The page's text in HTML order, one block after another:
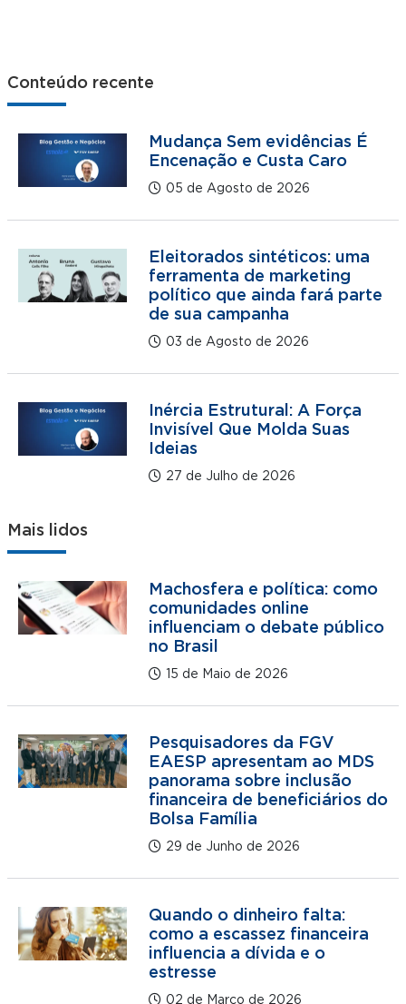
Conteúdo recente
Mudança Sem evidências É
Encenação e Custa Caro
05 de Agosto de 2026
Eleitorados sintéticos: uma
ferramenta de marketing
político que ainda fará parte
de sua campanha
03 de Agosto de 2026
Inércia Estrutural: A Força
Invisível Que Molda Suas
Ideias
27 de Julho de 2026
Mais lidos
Machosfera e política: como
comunidades online
influenciam o debate público
no Brasil
15 de Maio de 2026
Pesquisadores da FGV
EAESP apresentam ao MDS
panorama sobre inclusão
financeira de beneficiários do
Bolsa Família
29 de Junho de 2026
Quando o dinheiro falta:
como a escassez financeira
influencia a dívida e o
estresse
02 de Março de 2026